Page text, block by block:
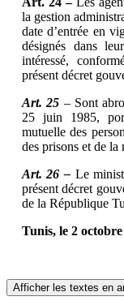
la gestion
date d’entrée en
désignés dans
intéressé,
présent décret
Art. 25 – Sont
25 juin 1985,
mutuelle des
des prisons et de la
Art. 26 – Le
présent décret
de la République
Tunis, le 2 octobre
Afficher les textes en